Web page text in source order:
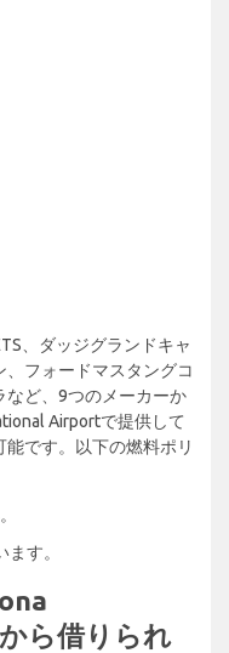
、ダッジグランドキャ
フォードマスタングコ
など、9つのメーカーか
Airportで提供して
です。以下の燃料ポリ
す。
ら借りられ